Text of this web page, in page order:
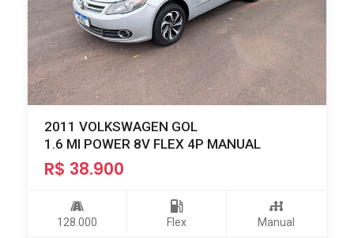
2011 VOLKSWAGEN GOL
1.6 MI POWER 8V FLEX 4P MANUAL
R$ 38.900
128.000 Flex Manual